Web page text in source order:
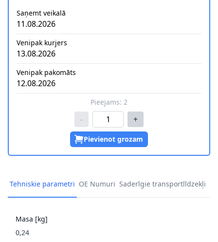
Saņemt veikalā
11.08.2026
Venipak kurjers
13.08.2026
Venipak pakomāts
12.08.2026
Pieejams: 2
- +
Pievienot grozam
Tehniskie parametri OE Numuri Saderīgie transportlīdzekļi
Masa [kg]
0,24